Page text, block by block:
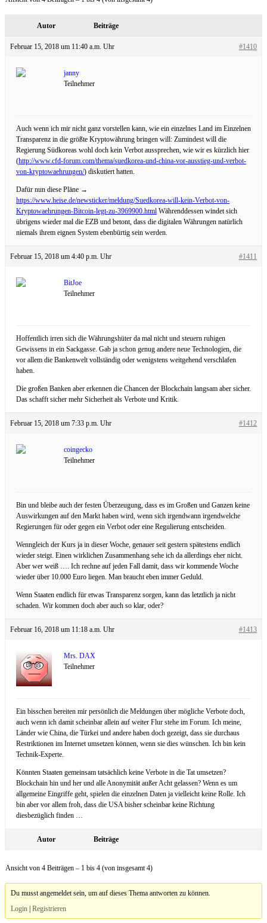
Autor Beiträge
Februar 15, 2018 um 11:40 a.m. Uhr #1410
janny
Teilnehmer
Auch wenn ich mir nicht ganz vorstellen kann, wie ein einzelnes Land im Einzelnen
Transparenz in die größte Kryptowährung bringen will: Zumindest will die
Regierung Südkoreas wohl doch kein Verbot aussprechen, wie wir es kürzlich hier
(http://www.cfd-forum.com/thema/suedkorea-und-china-vor-ausstieg-und-verbot-
von-kryptowaehrungen/) diskutiert hatten.
Dafür nun diese Pläne →
https://www.heise.de/newsticker/meldung/Suedkorea-will-kein-Verbot-von-
Kryptowaehrungen-Bitcoin-legt-zu-3969900.html Währenddessen windet sich
übrigens wieder mal die EZB und betont, dass die digitalen Währungen natürlich
niemals ihrem eignen System ebenbürtig sein werden.
Februar 15, 2018 um 4:40 p.m. Uhr #1411
BitJoe
Teilnehmer
Hoffentlich irren sich die Währungshüter da mal nicht und steuern ruhigen
Gewissens in ein Sackgasse. Gab ja schon genug andere neue Technologien, die
vor allem die Bankenwelt vollständig oder wenigstens weitgehend verschlafen
haben.
Die großen Banken aber erkennen die Chancen der Blockchain langsam aber sicher.
Das schafft sicher mehr Sicherheit als Verbote und Kritik.
Februar 15, 2018 um 7:33 p.m. Uhr #1412
coingecko
Teilnehmer
Bin und bleibe auch der festen Überzeugung, dass es im Großen und Ganzen keine
Auswirkungen auf den Markt haben wird, wenn sich irgendwann irgendwelche
Regierungen für oder gegen ein Verbot oder eine Regulierung entscheiden.
Wenngleich der Kurs ja in dieser Woche, genauer seit gestern spätestens endlich
wieder steigt. Einen wirklichen Zusammenhang sehe ich da allerdings eher nicht.
Aber wer weiß …. Ich rechne auf jeden Fall damit, dass wir kommende Woche
wieder über 10.000 Euro liegen. Man braucht eben immer Geduld.
Wenn Staaten endlich für etwas Transparenz sorgen, kann das letztlich ja nicht
schaden. Wir kommen doch aber auch so klar, oder?
Februar 16, 2018 um 11:18 a.m. Uhr #1413
Mrs. DAX
Teilnehmer
Ein bisschen bereiten mir persönlich die Meldungen über mögliche Verbote doch,
auch wenn ich damit scheinbar allein auf weiter Flur stehe im Forum. Ich meine,
Länder wie China, die Türkei und andere haben doch gezeigt, dass sie durchaus
Restriktionen im Internet umsetzen können, wenn sie dies wünschen. Ich bin kein
Technik-Experte.
Könnten Staaten gemeinsam tatsächlich keine Verbote in die Tat umsetzen?
Blockchain hin und her und alle Anonymität außer Acht gelassen? Wenn es um
allgemeine Eingriffe geht, spielen die einzelnen Daten ja vielleicht keine Rolle. Ich
bin aber vor allem froh, dass die USA bisher scheinbar keine Richtung
diesbezüglich finden …
Autor Beiträge
Ansicht von 4 Beiträgen – 1 bis 4 (von insgesamt 4)
Du musst angemeldet sein, um auf dieses Thema antworten zu können.
Login |Registrieren